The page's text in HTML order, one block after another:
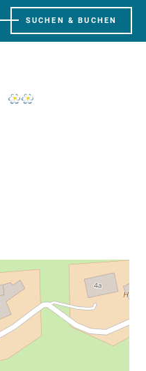
SUCHEN & BUCHEN